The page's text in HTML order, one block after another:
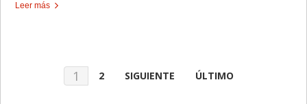
Leer más
1 2 SIGUIENTE ÚLTIMO